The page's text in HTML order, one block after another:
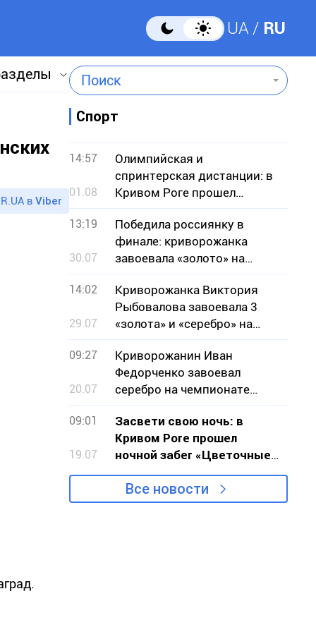
UA RU
Поиск
в Viber
Спорт
14:57
01.08
Олимпийская и
спринтерская дистанции: в
Кривом Роге прошел
чемпионат по кроссовому
триатлону
13:19
30.07
Победила россиянку в
финале: криворожанка
завоевала «золото» на
чемпионате Европы по
борьбе
14:02
29.07
Криворожанка Виктория
Рыбовалова завоевала 3
«золота» и «серебро» на
чемпионате мира по
стрельбе
09:27
20.07
Криворожанин Иван
Федорченко завоевал
серебро на чемпионате
мира по бодибилдингу
09:01
19.07
Засвети свою ночь: в
Кривом Роге прошел
ночной забег «Цветочные
часы»
Все новости